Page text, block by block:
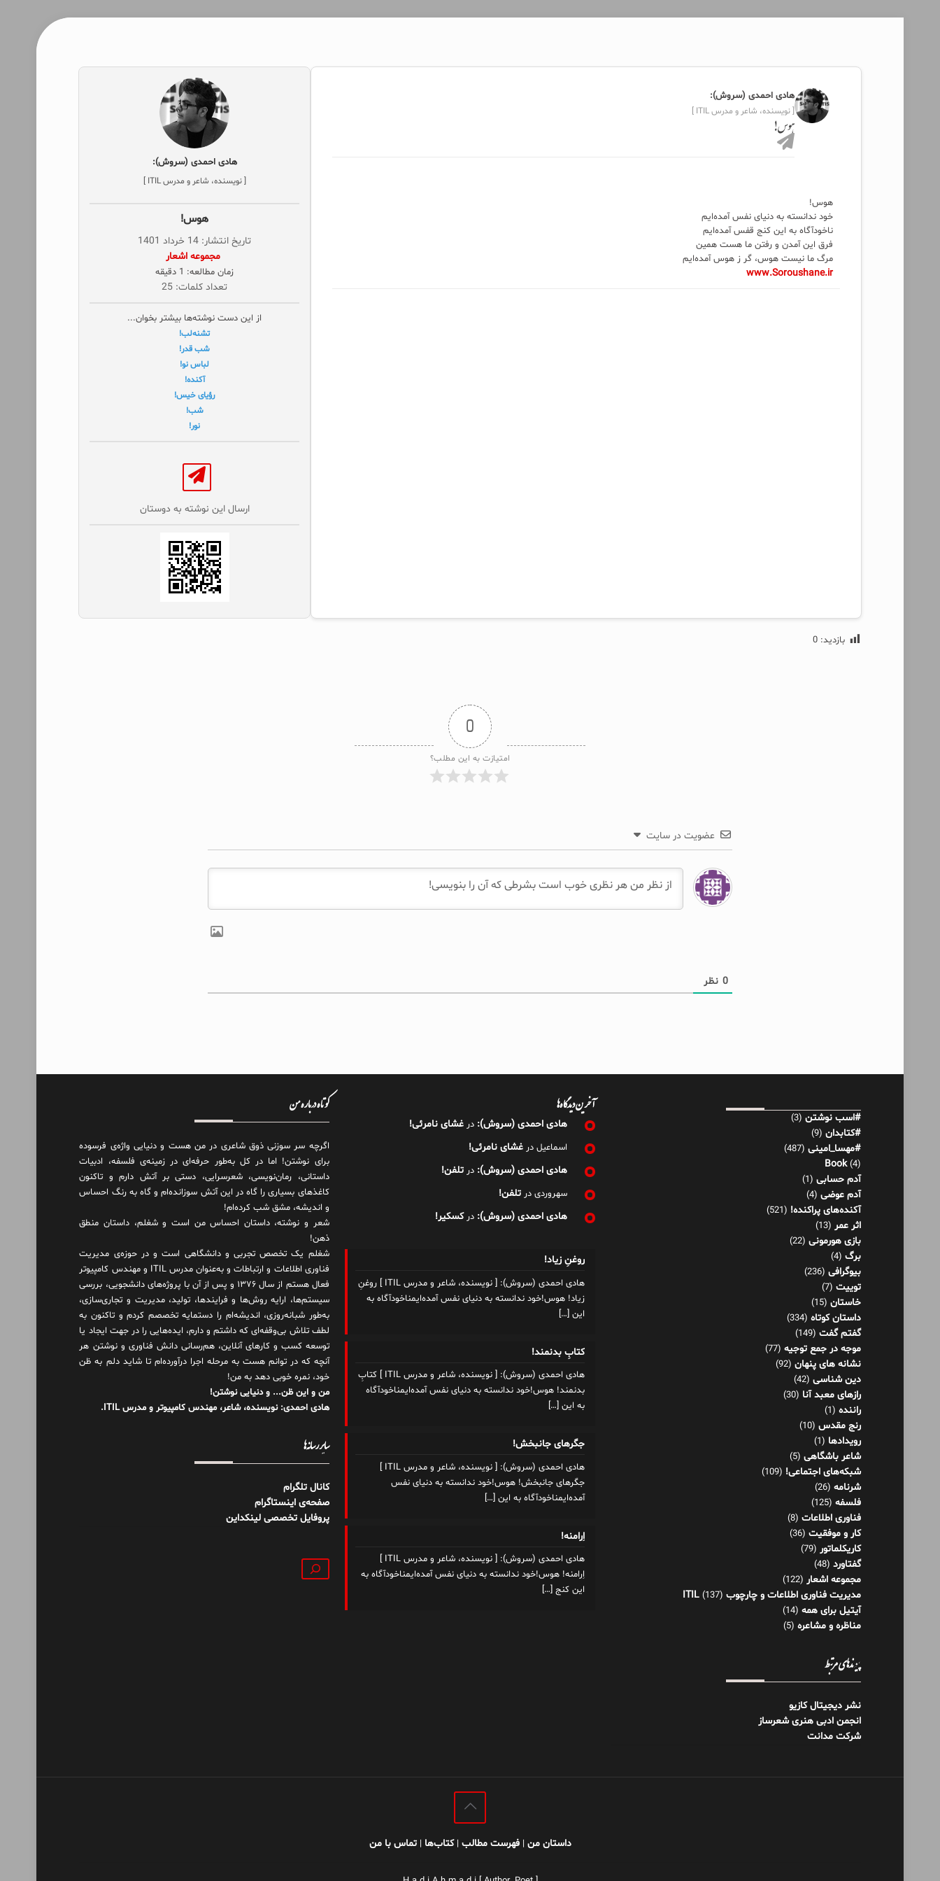
هادی احمدی (سروش):
[ نویسنده، شاعر و مدرس ITIL ]
هوس!
هوس!
خود ندانسته به دنیای نفس آمده‌ایم
ناخودآگاه به این کنج قفس آمده‌ایم
فرق این آمدن و رفتن ما هست همین
مرگ ما نیست هوس، گر ز هوس آمده‌ایم
www.Soroushane.ir
هادی احمدی (سروش):
[ نویسنده، شاعر و مدرس ITIL ]
هوس!
تاریخ انتشار: 14 خرداد 1401
‌ مجموعه اشعار
زمان مطالعه: 1 دقیقه
تعداد کلمات: 25
از این دست نوشته‌ها بیشتر بخوان...
تشنه‌لب!
شب قدر‌!
لباس نو!
آکنده!
رؤیای خیس!
شب!
نور!
ارسال این نوشته به دوستان‌
بازدید: 0
0
امتیازت به این مطلب؟
عضویت در سایت
0نظر
#اسب نوشتن (3)
#کتابدان (9)
#مهسا_امینی (487)
Book(4)
آدم حسابی (1)
آدم عوضی (4)
آکنده‌های پراکنده! (521)
اثر عمر (13)
بازی هورمونی (22)
برگ (4)
بیوگرافی (236)
توییت (7)
خاستان (15)
داستان کوتاه (334)
گفتم گفت (149)
موجه در جمع توجیه (77)
نشانه های پنهان (92)
دین شناسی (42)
رازهای معبد آنا (30)
راننده (1)
رنج مقدس (10)
رویدادها (1)
شاعر باشگاهی (5)
شبکه‌های اجتماعی! (109)
شرنامه (26)
فلسفه (125)
فناوری اطلاعات (8)
کار و موفقیت (36)
کاریکلماتور (79)
گفتاورد (48)
مجموعه اشعار (122)
مدیریت فناوری اطلاعات و چارچوب ITIL (137)
آیتیل برای همه (14)
مناظره و مشاعره (5)
پیوندهای مرتبط
نشر دیجیتال کازیو
انجمن ادبی هنری شعرساز
شرکت مدانت
آخرین دیدگاه‌ها
هادی احمدی (سروش): درغشای نامرئی!
اسماعیل درغشای نامرئی!
هادی احمدی (سروش): درتلفن!
سهروردی درتلفن!
هادی احمدی (سروش): درکسکیر!
روغنِ زیاد!
هادی احمدی (سروش): [ نویسنده، شاعر و مدرس ITIL ] روغنِ
زیاد! هوس!خود ندانسته به دنیای نفس آمده‌ایمناخودآگاه به
این […]
کتابِ بدنمند!
هادی احمدی (سروش): [ نویسنده، شاعر و مدرس ITIL ] کتابِ
بدنمند! هوس!خود ندانسته به دنیای نفس آمده‌ایمناخودآگاه
به این […]
جگرهای جانبخش!
هادی احمدی (سروش): [ نویسنده، شاعر و مدرس ITIL ]
جگرهای جانبخش! هوس!خود ندانسته به دنیای نفس
آمده‌ایمناخودآگاه به این […]
اِرامنه!
هادی احمدی (سروش): [ نویسنده، شاعر و مدرس ITIL ]
اِرامنه! هوس!خود ندانسته به دنیای نفس آمده‌ایمناخودآگاه به
این کنج […]
کوتاه درباره من
اگرچه سر سوزنی ذوق شاعری در من هست و دنیایی واژه‌‌ی فرسوده
برای نوشتن! اما در کل به‌طور حرفه‌ای در زمینه‌ی فلسفه، ادبیات
داستانی، رمان‌نویسی، شعرسرایی، دستی بر آتش دارم و تاکنون
کاغذهای بسیاری را گاه در این آتش سوزانده‌ام و گاه به رنگ احساس
و اندیشه، مشق شب کرده‌ام!
شعر و نوشته، داستان احساس من است و شغلم، داستان منطق
ذهن!
شغلم یک تخصص تجربی و دانشگاهی است و در حوزه‌ی مدیریت
فناوری اطلاعات و ارتباطات و به‌عنوان مدرس ITIL و مهندس کامپیوتر
فعال هستم از سال ۱۳۷۶ و پس از آن با پروژه‌های دانشجویی، بررسی
سیستم‌ها، ارایه روش‌ها و فرایندها، تولید، مدیریت و تجاری‌سازی،
به‌طور شبانه‌روزی، اندیشه‌ام را دستمایه تخصصم کردم و تاکنون به
لطف تلاش بی‌وقفه‌ای که داشتم و دارم، اید‌ه‌هایی را در جهت ایجاد یا
توسعه کسب و کارهای آنلاین، هم‌رسانی دانش فناوری و نوشتن هر
آنچه که در توانم هست به مرحله اجرا درآورده‌ام تا شاید دلم به ظن
خود، نمره خوبی دهد به من!
من و این ظن... و دنیایی نوشتن!
هادی احمدی: نویسنده، شاعر، مهندس کامپیوتر و مدرس ITIL.
سایر رسانه‌ها
کانال تلگرام
صفحه‌ی اینستاگرام
پروفایل تخصصی لینکداین
جستجو
داستان من |فهرست مطالب |کتاب‌ها |تماس با من